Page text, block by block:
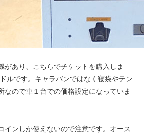
があり、こちらでチケットを購入しま
ルです。キャラバンではなく寝袋やテン
なので車１台での価格設定になっていま
インしか使えないので注意です。オース